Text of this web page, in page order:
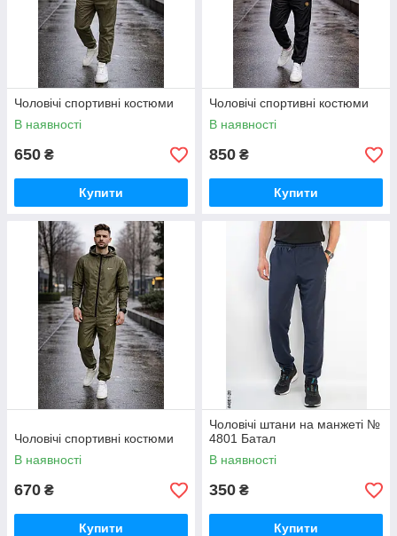
Чоловічі спортивні костюми
В наявності
650 ₴
Купити
Чоловічі спортивні костюми
В наявності
850 ₴
Купити
Чоловічі спортивні костюми
В наявності
670 ₴
Купити
Чоловічі штани на манжеті №
4801 Батал
В наявності
350 ₴
Купити